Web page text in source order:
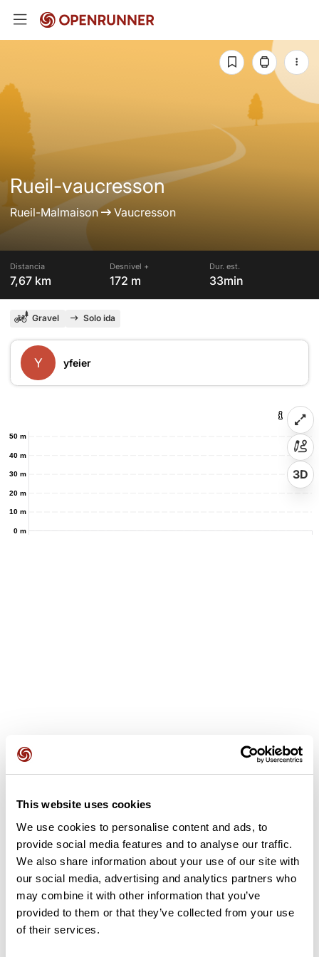
This website uses cookies
We use cookies to personalise content and ads, to
provide social media features and to analyse our traffic.
We also share information about your use of our site with
our social media, advertising and analytics partners who
may combine it with other information that you’ve
provided to them or that they’ve collected from your use
of their services.
Rueil-vaucresson
Rueil-Malmaison Vaucresson
Distancia
7,67 km
Desnivel +
172 m
Dur. est.
33min
Gravel Solo ida
Y yfeier
0 m
10 m
20 m
30 m
40 m
50 m
3D
Opiniones de los usuarios
Este recorrido aún no contiene opiniones. ¿Ya lo has
completado? ¡Deja la primera opinión!
Añadir una opinión